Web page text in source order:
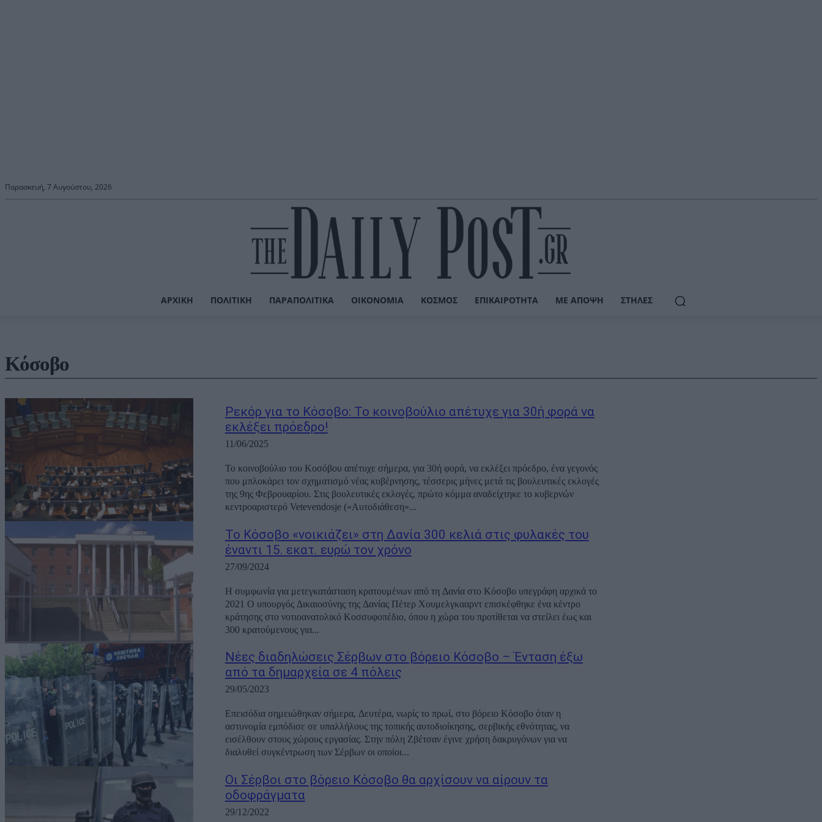
Παρασκευή, 7 Αυγούστου, 2026
ΑΡΧΙΚΉ ΠΟΛΙΤΙΚΉ ΠΑΡΑΠΟΛΙΤΙΚΆ ΟΙΚΟΝΟΜΊΑ ΚΌΣΜΟΣ ΕΠΙΚΑΙΡΌΤΗΤΑ ΜΕ ΆΠΟΨΗ ΣΤΉΛΕΣ
Κόσοβο
Ρεκόρ για το Κόσοβο: Το κοινοβούλιο απέτυχε για 30ή φορά να
εκλέξει πρόεδρο!
11/06/2025
Το κοινοβούλιο του Κοσόβου απέτυχε σήμερα, για 30ή φορά, να εκλέξει πρόεδρο, ένα γεγονός
που μπλοκάρει τον σχηματισμό νέας κυβέρνησης, τέσσερις μήνες μετά τις βουλευτικές εκλογές
της 9ης Φεβρουαρίου. Στις βουλευτικές εκλογές, πρώτο κόμμα αναδείχτηκε το κυβερνών
κεντροαριστερό Vetevendosje («Αυτοδιάθεση»...
Το Κόσοβο «νοικιάζει» στη Δανία 300 κελιά στις φυλακές του
έναντι 15. εκατ. ευρώ τον χρόνο
27/09/2024
Η συμφωνία για μετεγκατάσταση κρατουμένων από τη Δανία στο Κόσοβο υπεγράφη αρχικά το
2021 Ο υπουργός Δικαιοσύνης της Δανίας Πέτερ Χουμελγκααρντ επισκέφθηκε ένα κέντρο
κράτησης στο νοτιοανατολικό Κοσσυφοπέδιο, όπου η χώρα του προτίθεται να στείλει έως και
300 κρατούμενους για...
Νέες διαδηλώσεις Σέρβων στο βόρειο Κόσοβο – Ένταση έξω
από τα δημαρχεία σε 4 πόλεις
29/05/2023
Επεισόδια σημειώθηκαν σήμερα, Δευτέρα, νωρίς το πρωί, στο βόρειο Κόσοβο όταν η
αστυνομία εμπόδισε σε υπαλλήλους της τοπικής αυτοδιοίκησης, σερβικής εθνότητας, να
εισέλθουν στους χώρους εργασίας. Στην πόλη Ζβέτσαν έγινε χρήση δακρυγόνων για να
διαλυθεί συγκέντρωση των Σέρβων οι οποίοι...
Οι Σέρβοι στο βόρειο Κόσοβο θα αρχίσουν να αίρουν τα
οδοφράγματα
29/12/2022